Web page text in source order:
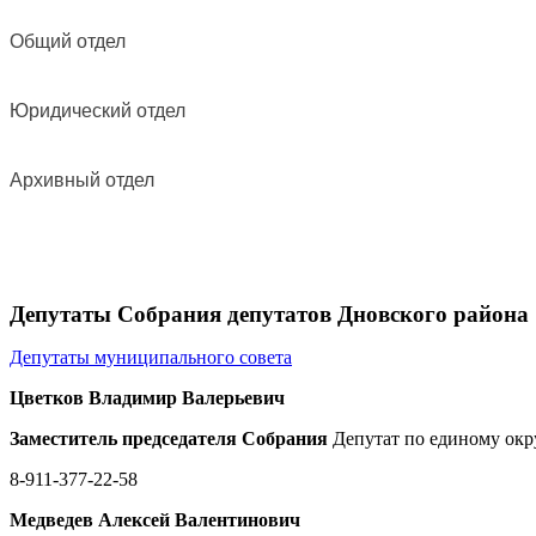
Общий отдел
Юридический отдел
Архивный отдел
Депутаты Собрания депутатов Дновского района
Депутаты муниципального совета
Цветков Владимир Валерьевич
Заместитель председателя Собрания Депутат по единому
8-911-377-22-58
Медведев Алексей Валентинович